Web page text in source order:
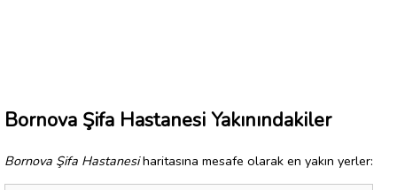
Bornova Şifa Hastanesi Yakınındakiler
Bornova Şifa Hastanesiharitasına mesafe olarak en yakın yerler: